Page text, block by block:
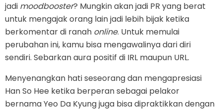
jadi moodbooster? Mungkin akan jadi PR yang berat
untuk mengajak orang lain jadi lebih bijak ketika
berkomentar di ranah online. Untuk memulai
perubahan ini, kamu bisa mengawalinya dari diri
sendiri. Sebarkan aura positif di IRL maupun URL.
Menyenangkan hati seseorang dan mengapresiasi
Han So Hee ketika berperan sebagai pelakor
bernama Yeo Da Kyung juga bisa dipraktikkan dengan